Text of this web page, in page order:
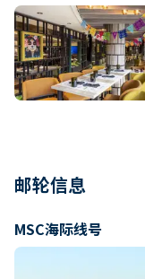
邮轮信息
MSC海际线号